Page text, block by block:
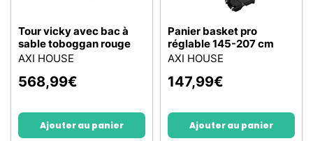
Tour vicky avec bac à
sable toboggan rouge
AXI HOUSE
568,99€
Ajouter au panier
Panier basket pro
réglable 145-207 cm
AXI HOUSE
147,99€
Ajouter au panier